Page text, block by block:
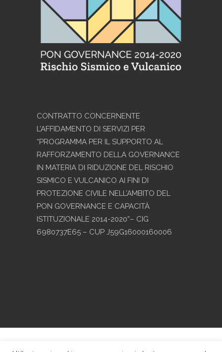
CONTRATTO CONCERNENTE
L’AFFIDAMENTO DI SERVIZI PER
“PROGRAMMA PER IL SUPPORTO AL
RAFFORZAMENTO DELLA GOVERNANCE
IN MATERIA DI RIDUZIONE DEL RISCHIO
SISMICO E VULCANICO AI FINI DI
PROTEZIONE CIVILE NELL’AMBITO DEL
PON GOVERNANCE E CAPACITÀ
ISTITUZIONALE 2014-2020”– CIG
6980737E65 – CUP J59G16000160006